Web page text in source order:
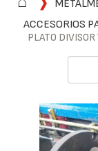
ACCESORIOS
PLATO